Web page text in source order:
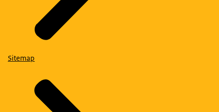
Sitemap